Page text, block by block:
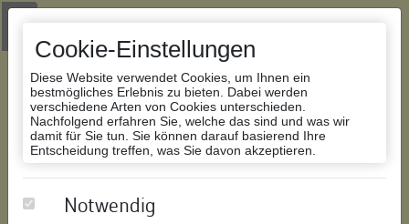
Cookie-Einstellungen
Diese Website verwendet Cookies, um Ihnen ein
bestmögliches Erlebnis zu bieten. Dabei werden
verschiedene Arten von Cookies unterschieden.
Nachfolgend erfahren Sie, welche das sind und was wir
damit für Sie tun. Sie können darauf basierend Ihre
Entscheidung treffen, was Sie davon akzeptieren.
Notwendig
Zur Navigation springen
Zum Inhalt der Website springen
Datenbank Bauforschung/Restaurierung